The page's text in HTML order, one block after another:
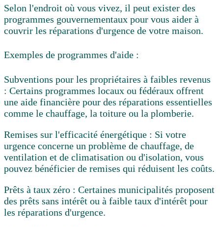
Selon l'endroit où vous vivez, il peut exister des
programmes gouvernementaux pour vous aider à
couvrir les réparations d'urgence de votre maison.
Exemples de programmes d'aide :
Subventions pour les propriétaires à faibles revenus
: Certains programmes locaux ou fédéraux offrent
une aide financière pour des réparations essentielles
comme le chauffage, la toiture ou la plomberie.
Remises sur l'efficacité énergétique : Si votre
urgence concerne un problème de chauffage, de
ventilation et de climatisation ou d'isolation, vous
pouvez bénéficier de remises qui réduisent les coûts.
Prêts à taux zéro : Certaines municipalités proposent
des prêts sans intérêt ou à faible taux d'intérêt pour
les réparations d'urgence.